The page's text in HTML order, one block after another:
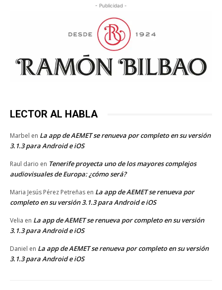
- Publicidad -
LECTOR AL HABLA
Marbel en La app de AEMET se renueva por completo en su versión
3.1.3 para Android e iOS
Raul dario en Tenerife proyecta uno de los mayores complejos
audiovisuales de Europa: ¿cómo será?
Maria Jesús Pérez Petreñas en La app de AEMET se renueva por
completo en su versión 3.1.3 para Android e iOS
Velia en La app de AEMET se renueva por completo en su versión
3.1.3 para Android e iOS
Daniel en La app de AEMET se renueva por completo en su versión
3.1.3 para Android e iOS